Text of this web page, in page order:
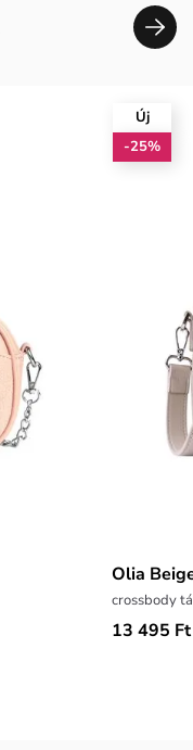
Új
-25%
Olia
crossbody
13 495 Ft